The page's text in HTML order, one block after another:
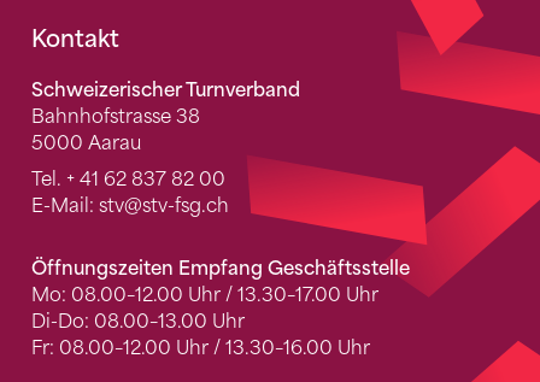
Fusszeile
Kontakt
Schweizerischer Turnverband
Bahnhofstrasse 38
5000 Aarau
Tel. + 41 62 837 82 00
E-Mail: stv@stv-fsg.ch
Öffnungszeiten Empfang Geschäftsstelle
Mo: 08.00–12.00 Uhr / 13.30–17.00 Uhr
Di-Do: 08.00–13.00 Uhr
Fr: 08.00–12.00 Uhr / 13.30–16.00 Uhr